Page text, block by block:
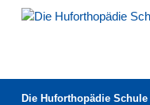
Die Huforthopädie Schule